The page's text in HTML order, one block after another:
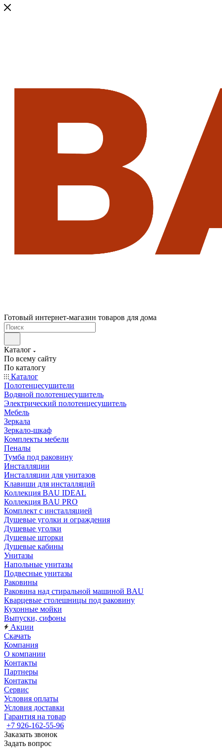
Готовый интернет-магазин товаров для дома
Каталог
По всему сайту
По каталогу
Каталог
Полотенцесушители
Водяной полотенцесушитель
Электрический полотенцесушитель
Мебель
Зеркала
Зеркало-шкаф
Комплекты мебели
Пеналы
Тумба под раковину
Инсталляции
Инсталляции для унитазов
Клавиши для инсталляций
Коллекция BAU IDEAL
Коллекция BAU PRO
Комплект с инсталляцией
Душевые уголки и ограждения
Душевые уголки
Душевые шторки
Душевые кабины
Унитазы
Напольные унитазы
Подвесные унитазы
Раковины
Раковина над стиральной машиной BAU
Кварцевые столешницы под раковину
Кухонные мойки
Выпуски, сифоны
Акции
Скачать
Компания
О компании
Контакты
Партнеры
Контакты
Сервис
Условия оплаты
Условия доставки
Гарантия на товар
+7 926-162-55-96
Заказать звонок
Задать вопрос